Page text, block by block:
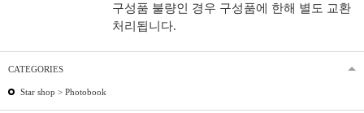
구성품 불량인 경우 구성품에 한해 별도 교환
처리됩니다.
CATEGORIES
Star shop > Photobook